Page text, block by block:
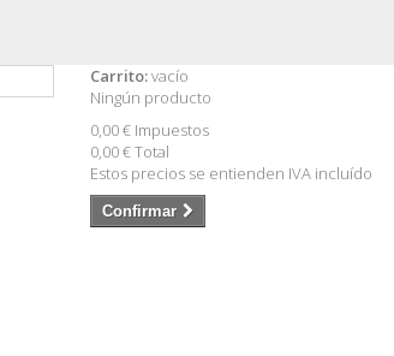
Carrito:vacío
Ningún producto
0,00 € Impuestos
0,00 €Total
Estos precios se entienden IVA incluído
Confirmar